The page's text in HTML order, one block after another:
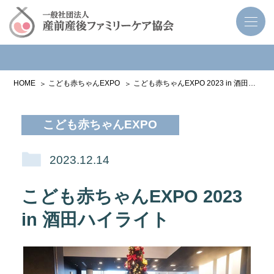
HOME こども赤ちゃんEXPO こども赤ちゃんEXPO 2023 in 酒田ハイライト
こども赤ちゃんEXPO
2023.12.14
こども赤ちゃんEXPO 2023
in 酒田ハイライト